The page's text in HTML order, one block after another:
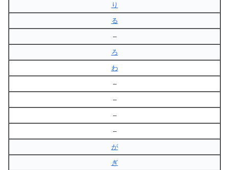
り
る
–
ろ
わ
–
–
–
–
が
ぎ